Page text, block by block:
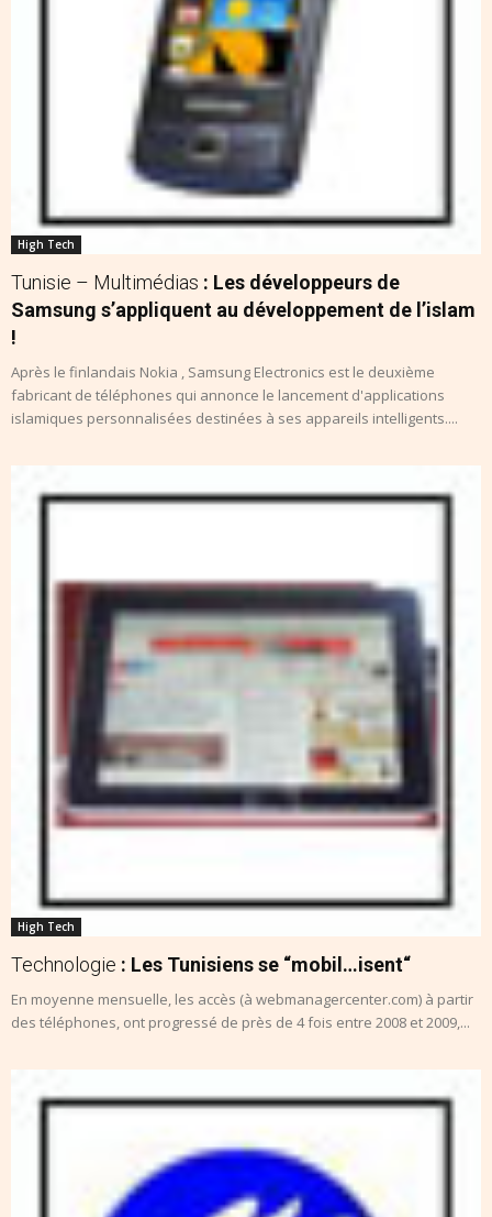
High Tech
Tunisie – Multimédias : Les développeurs de
Samsung s’appliquent au développement de l’islam
!
Après le finlandais Nokia , Samsung Electronics est le deuxième
fabricant de téléphones qui annonce le lancement d'applications
islamiques personnalisées destinées à ses appareils intelligents....
High Tech
Technologie : Les Tunisiens se “mobil…isent“
En moyenne mensuelle, les accès (à webmanagercenter.com) à partir
des téléphones, ont progressé de près de 4 fois entre 2008 et 2009,...